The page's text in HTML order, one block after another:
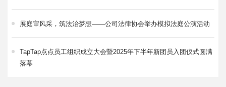
展庭审风采，筑法治梦想——公司法律协会举办模拟法庭公演活动
TapTap点点员工组织成立大会暨2025年下半年新团员入团仪式圆满
落幕